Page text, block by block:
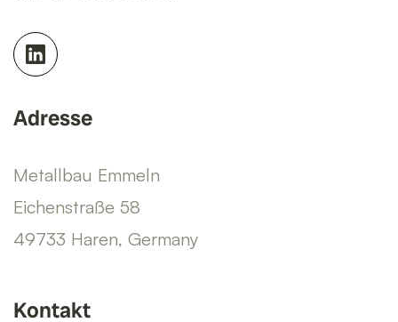
Adresse
Metallbau Emmeln
Eichenstraße 58
49733 Haren, Germany
Kontakt